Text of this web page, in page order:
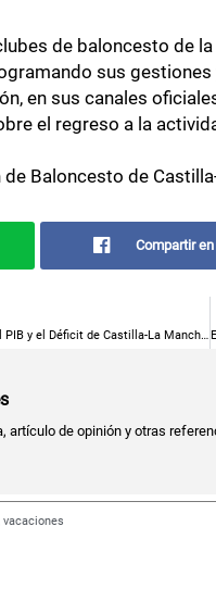
de baloncesto de
sus
en sus canales
el regreso a la
de Baloncesto de
Compartir
Reducción del Déficit Estatal al 1,21% del PIB y el Déficit de Castilla-La Mancha Alcanza los 455 Millones en el Semestre
artículo de opinión y otras
vacaciones